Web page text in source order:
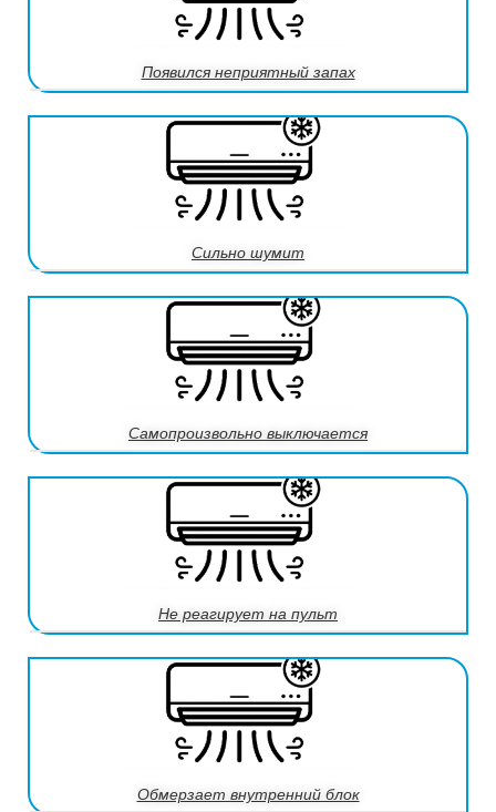
Появился неприятный запах
Сильно шумит
Самопроизвольно выключается
Не реагирует на пульт
Обмерзает внутренний блок